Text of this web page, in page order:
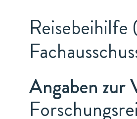
Angaben zur